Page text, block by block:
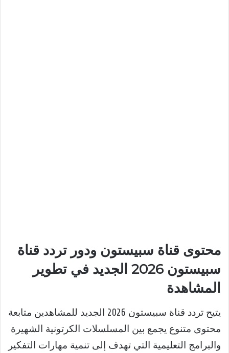
محتوى قناة سبيستون ودور تردد قناة
سبيستون 2026 الجديد في تطوير
المشاهدة
يتيح تردد قناة سبيستون 2026 الجديد للمشاهدين متابعة
محتوى متنوع يجمع بين المسلسلات الكرتونية الشهيرة
والبرامج التعليمية التي تهدف إلى تنمية مهارات التفكير